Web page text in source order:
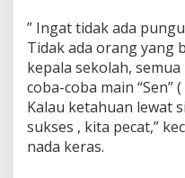
” Ingat tidak ada
Tidak ada orang yang
kepala sekolah,
coba-coba main “Sen”
Kalau ketahuan lewat
sukses , kita pecat,”
nada keras.